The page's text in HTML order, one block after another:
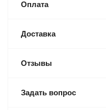
Оплата
Доставка
Отзывы
Задать вопрос